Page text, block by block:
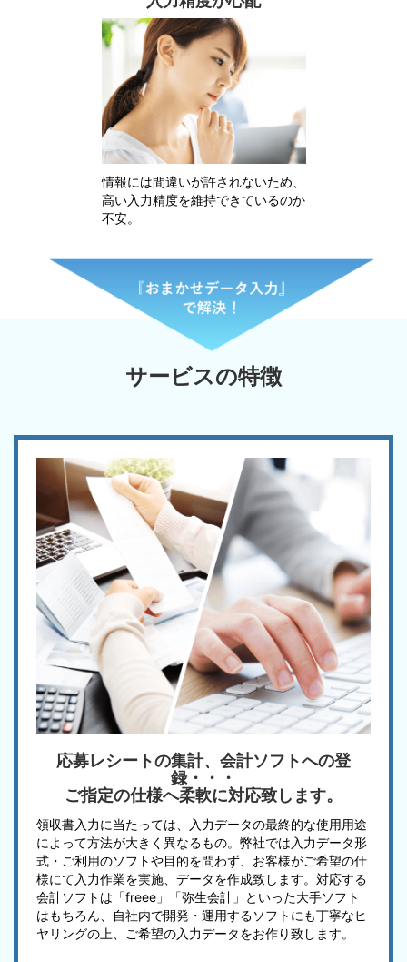
情報には間違いが許されないため、
高い入力精度を維持できているのか
不安。
サービスの特徴
応募レシートの集計、会計ソフトへの登
録・・・
ご指定の仕様へ柔軟に対応致します。
領収書入力に当たっては、入力データの最終的な使用用途
によって方法が大きく異なるもの。弊社では入力データ形
式・ご利用のソフトや目的を問わず、お客様がご希望の仕
様にて入力作業を実施、データを作成致します。対応する
会計ソフトは「freee」「弥生会計」といった大手ソフト
はもちろん、自社内で開発・運用するソフトにも丁寧なヒ
ヤリングの上、ご希望の入力データをお作り致します。